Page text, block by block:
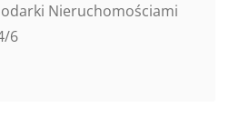
Nieruchomościami
6